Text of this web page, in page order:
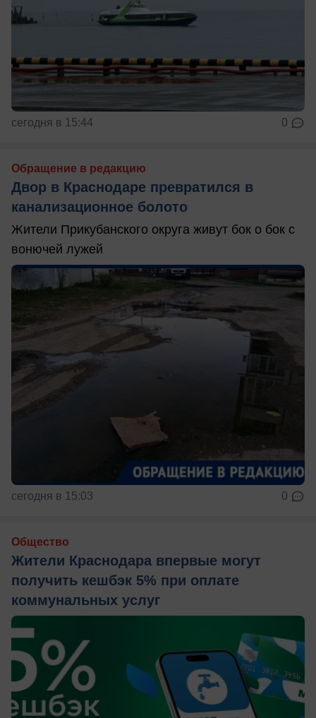
сегодня в 15:44 0
Обращение в редакцию
Двор в Краснодаре превратился в
канализационное болото
Жители Прикубанского округа живут бок о бок с
вонючей лужей
сегодня в 15:03 0
Общество
Жители Краснодара впервые могут
получить кешбэк 5% при оплате
коммунальных услуг